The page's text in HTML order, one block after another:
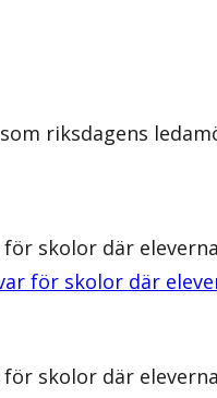
riksdagens
skolor där
för skolor där
skolor där